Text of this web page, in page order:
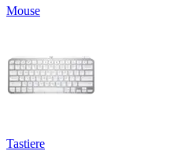
Mouse
Tastiere